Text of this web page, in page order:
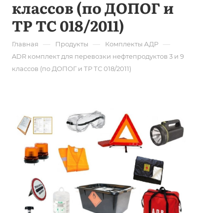
классов (по ДОПОГ и
ТР ТС 018/2011)
Главная — Продукты — Комплекты АДР —
ADR комплект для перевозки нефтепродуктов 3 и 9
классов (по ДОПОГ и ТР ТС 018/2011)